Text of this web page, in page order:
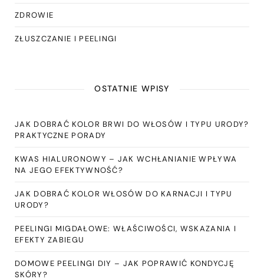
ZDROWIE
ZŁUSZCZANIE I PEELINGI
OSTATNIE WPISY
JAK DOBRAĆ KOLOR BRWI DO WŁOSÓW I TYPU URODY?
PRAKTYCZNE PORADY
KWAS HIALURONOWY – JAK WCHŁANIANIE WPŁYWA
NA JEGO EFEKTYWNOŚĆ?
JAK DOBRAĆ KOLOR WŁOSÓW DO KARNACJI I TYPU
URODY?
PEELINGI MIGDAŁOWE: WŁAŚCIWOŚCI, WSKAZANIA I
EFEKTY ZABIEGU
DOMOWE PEELINGI DIY – JAK POPRAWIĆ KONDYCJĘ
SKÓRY?